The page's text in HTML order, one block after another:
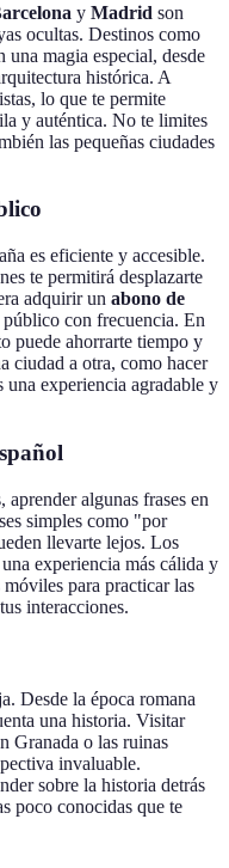
y Madrid son
ocultas. Destinos como
una magia especial, desde
histórica. A
lo que te permite
y auténtica. No te limites
las pequeñas ciudades
es eficiente y accesible.
te permitirá desplazarte
adquirir un abono de
público con frecuencia. En
puede ahorrarte tiempo y
ciudad a otra, como hacer
una experiencia agradable y
algunas frases en
simples como "por
llevarte lejos. Los
experiencia más cálida y
para practicar las
interacciones.
Desde la época romana
una historia. Visitar
Granada o las ruinas
invaluable.
sobre la historia detrás
poco conocidas que te